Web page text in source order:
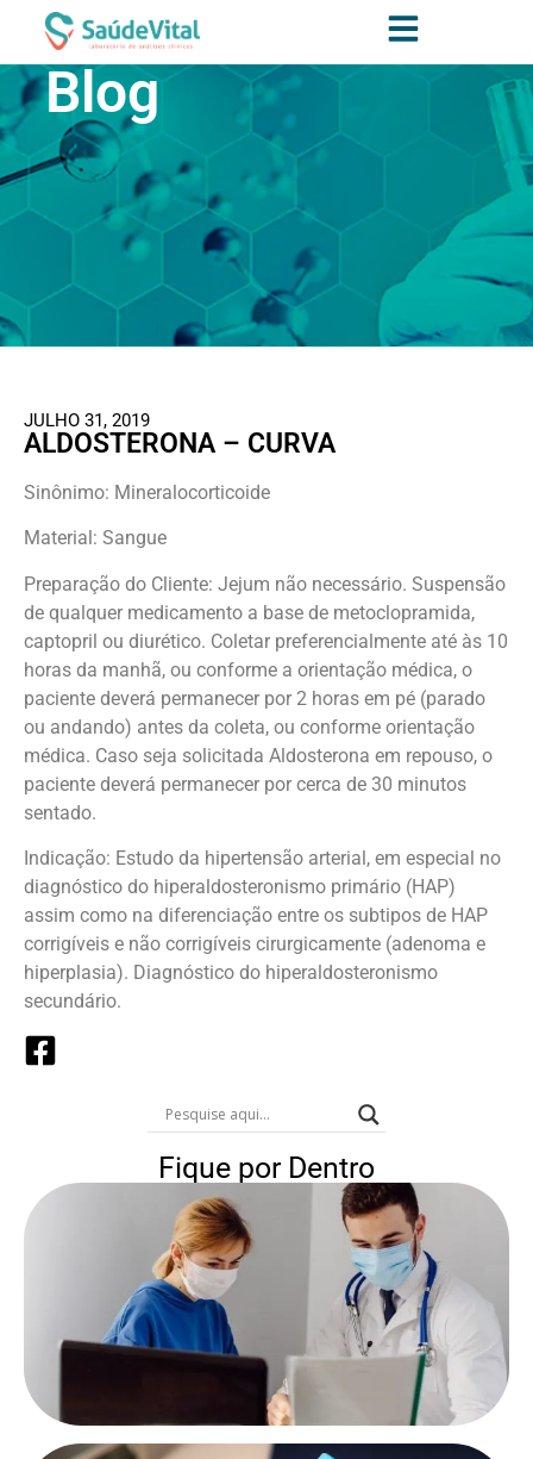
Blog
JULHO 31, 2019
ALDOSTERONA – CURVA
Sinônimo: Mineralocorticoide
Material: Sangue
Preparação do Cliente: Jejum não necessário. Suspensão
de qualquer medicamento a base de metoclopramida,
captopril ou diurético. Coletar preferencialmente até às 10
horas da manhã, ou conforme a orientação médica, o
paciente deverá permanecer por 2 horas em pé (parado
ou andando) antes da coleta, ou conforme orientação
médica. Caso seja solicitada Aldosterona em repouso, o
paciente deverá permanecer por cerca de 30 minutos
sentado.
Indicação: Estudo da hipertensão arterial, em especial no
diagnóstico do hiperaldosteronismo primário (HAP)
assim como na diferenciação entre os subtipos de HAP
corrigíveis e não corrigíveis cirurgicamente (adenoma e
hiperplasia). Diagnóstico do hiperaldosteronismo
secundário.
Fique por Dentro